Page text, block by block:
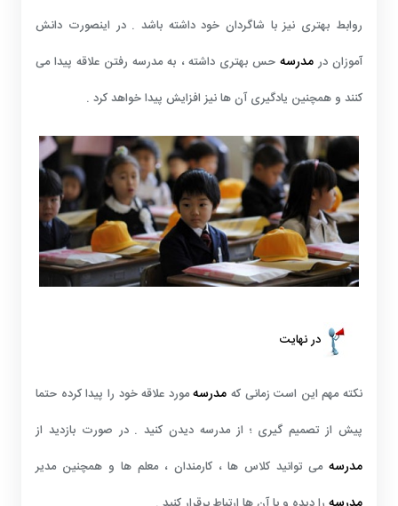
روابط بهتری نیز با شاگردان خود داشته باشد . در اینصورت دانش
آموزان درمدرسهحس بهتری داشته ، به مدرسه رفتن علاقه پیدا می
کنند و همچنین یادگیری آن ها نیز افزایش پیدا خواهد کرد .
در نهایت
نکته مهم این است زمانی که مدرسهمورد علاقه خود را پیدا کرده حتما
پیش از تصمیم گیری ؛ از مدرسه دیدن کنید . در صورت بازدید از
مدرسه می توانید کلاس ها ، کارمندان ، معلم ها و همچنین مدیر